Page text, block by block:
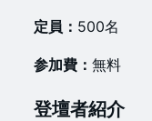
定員： 500名
参加費： ​無料
​登壇者紹介